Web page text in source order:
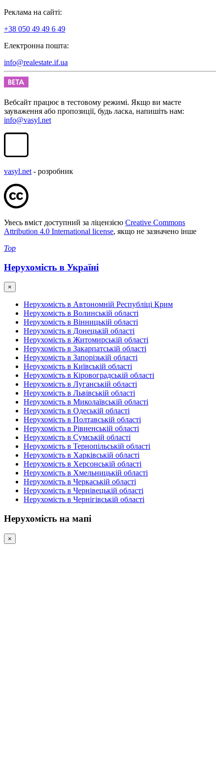
Реклама на сайті:
+38 050 49 49 6 49
Електронна пошта:
info@realestate.if.ua
Вебсайт працює в тестовому режимі. Якщо ви маєте
зауваження або пропозиції, будь ласка, напишіть нам:
info@vasyl.net
vasyl.net - розробник
Увесь вміст доступний за ліцензією Creative Commons
Attribution 4.0 International license, якщо не зазначено інше
Top
Нерухомість в Україні
×
Нерухомість в Автономній Республіці Крим
Нерухомість в Волинській області
Нерухомість в Вінницькій області
Нерухомість в Донецькій області
Нерухомість в Житомирській області
Нерухомість в Закарпатській області
Нерухомість в Запорізькій області
Нерухомість в Київській області
Нерухомість в Кіровоградській області
Нерухомість в Луганській області
Нерухомість в Львівській області
Нерухомість в Миколаївській області
Нерухомість в Одеській області
Нерухомість в Полтавській області
Нерухомість в Рівненській області
Нерухомість в Сумській області
Нерухомість в Тернопільській області
Нерухомість в Харківській області
Нерухомість в Херсонській області
Нерухомість в Хмельницькій області
Нерухомість в Черкаській області
Нерухомість в Чернівецькій області
Нерухомість в Чернігівській області
Нерухомість на мапі
×